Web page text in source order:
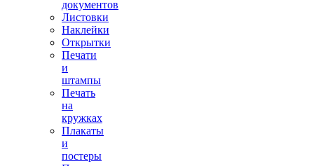
документов
Листовки
Наклейки
Открытки
Печати
и
штампы
Печать
на
кружках
Плакаты
и
постеры